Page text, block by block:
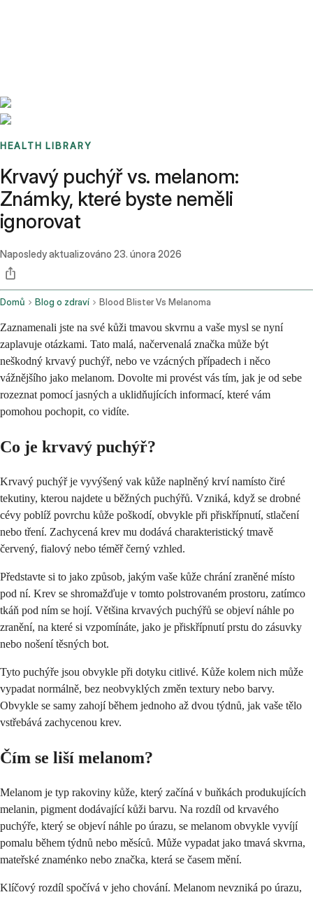
HEALTH LIBRARY
Krvavý puchýř vs. melanom:
Známky, které byste neměli
ignorovat
Naposledy aktualizováno 23. února 2026
Domů Blog o zdraví Blood Blister Vs Melanoma
Zaznamenali jste na své kůži tmavou skvrnu a vaše mysl se nyní
zaplavuje otázkami. Tato malá, načervenalá značka může být
neškodný krvavý puchýř, nebo ve vzácných případech i něco
vážnějšího jako melanom. Dovolte mi provést vás tím, jak je od sebe
rozeznat pomocí jasných a uklidňujících informací, které vám
pomohou pochopit, co vidíte.
Co je krvavý puchýř?
Krvavý puchýř je vyvýšený vak kůže naplněný krví namísto čiré
tekutiny, kterou najdete u běžných puchýřů. Vzniká, když se drobné
cévy poblíž povrchu kůže poškodí, obvykle při přiskřípnutí, stlačení
nebo tření. Zachycená krev mu dodává charakteristický tmavě
červený, fialový nebo téměř černý vzhled.
Představte si to jako způsob, jakým vaše kůže chrání zraněné místo
pod ní. Krev se shromažďuje v tomto polstrovaném prostoru, zatímco
tkáň pod ním se hojí. Většina krvavých puchýřů se objeví náhle po
zranění, na které si vzpomínáte, jako je přiskřípnutí prstu do zásuvky
nebo nošení těsných bot.
Tyto puchýře jsou obvykle při dotyku citlivé. Kůže kolem nich může
vypadat normálně, bez neobvyklých změn textury nebo barvy.
Obvykle se samy zahojí během jednoho až dvou týdnů, jak vaše tělo
vstřebává zachycenou krev.
Čím se liší melanom?
Melanom je typ rakoviny kůže, který začíná v buňkách produkujících
melanin, pigment dodávající kůži barvu. Na rozdíl od krvavého
puchýře, který se objeví náhle po úrazu, se melanom obvykle vyvíjí
pomalu během týdnů nebo měsíců. Může vypadat jako tmavá skvrna,
mateřské znaménko nebo značka, která se časem mění.
Klíčový rozdíl spočívá v jeho chování. Melanom nevzniká po úrazu,